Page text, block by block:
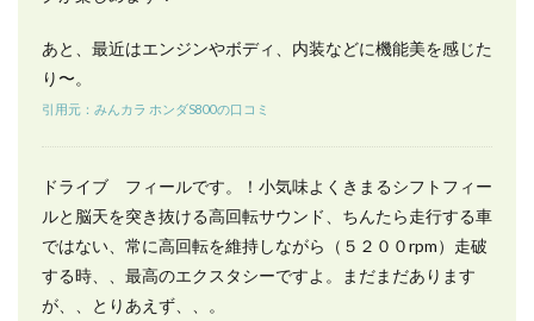
あと、最近はエンジンやボディ、内装などに機能美を感じた
り〜。
引用元：みんカラ ホンダS800の口コミ
ドライブ フィールです。！小気味よくきまるシフトフィー
ルと脳天を突き抜ける高回転サウンド、ちんたら走行する車
ではない、常に高回転を維持しながら（５２００rpm）走破
する時、、最高のエクスタシーですよ。まだまだあります
が、、とりあえず、、。